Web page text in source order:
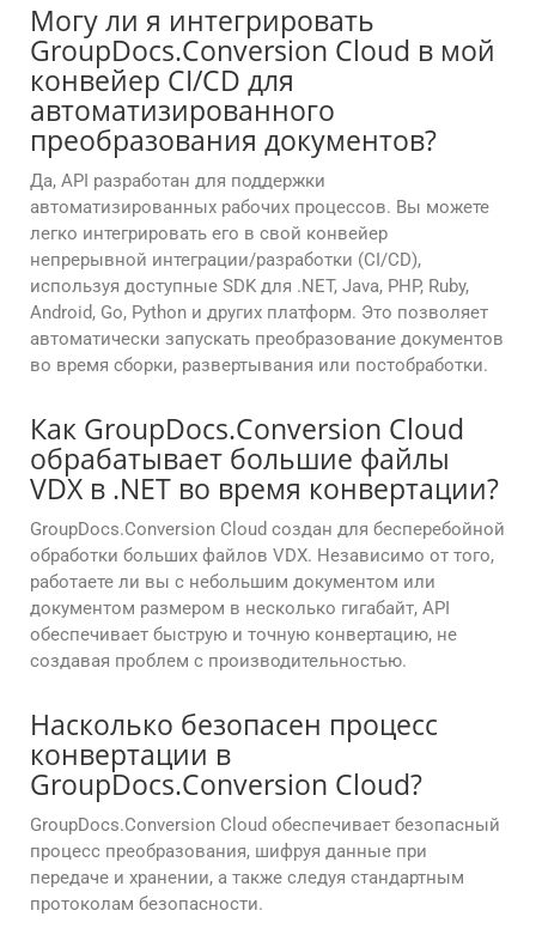
Могу ли я интегрировать
GroupDocs.Conversion Cloud в мой
конвейер CI/CD для
автоматизированного
преобразования документов?
Да, API разработан для поддержки
автоматизированных рабочих процессов. Вы можете
легко интегрировать его в свой конвейер
непрерывной интеграции/разработки (CI/CD),
используя доступные SDK для .NET, Java, PHP, Ruby,
Android, Go, Python и других платформ. Это позволяет
автоматически запускать преобразование документов
во время сборки, развертывания или постобработки.
Как GroupDocs.Conversion Cloud
обрабатывает большие файлы
VDX в .NET во время конвертации?
GroupDocs.Conversion Cloud создан для бесперебойной
обработки больших файлов VDX. Независимо от того,
работаете ли вы с небольшим документом или
документом размером в несколько гигабайт, API
обеспечивает быструю и точную конвертацию, не
создавая проблем с производительностью.
Насколько безопасен процесс
конвертации в
GroupDocs.Conversion Cloud?
GroupDocs.Conversion Cloud обеспечивает безопасный
процесс преобразования, шифруя данные при
передаче и хранении, а также следуя стандартным
протоколам безопасности.